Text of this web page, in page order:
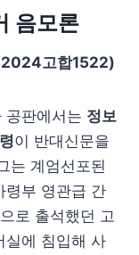
음모론
고합1522)
공판에서는 정보
이 반대신문을
는 계엄선포된
령부 영관급 간
로 출석했던 고
실에 침입해 사